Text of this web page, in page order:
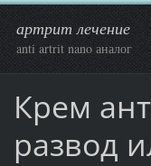
артрит лечение
anti artrit nano аналог
Крем
развод